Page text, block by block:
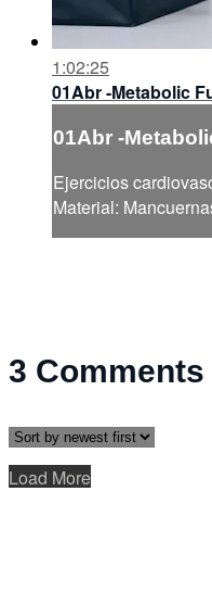
1:02:25
01Abr -Metabolic
01Abr -
Ejercicios
Material:
3 Comments
Load More